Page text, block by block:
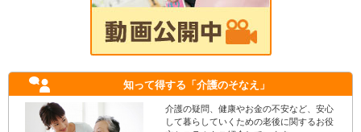
知って得する 「介護のそなえ」
介護の疑問、健康やお金の不安など、安心
して暮らしていくための老後に関するお役